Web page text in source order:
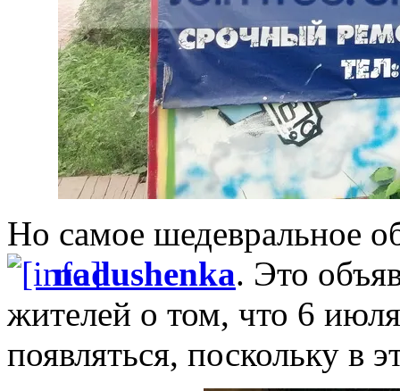
Но самое шедевральное
nadushenka. Это
жителей о том, что 6
появляться, поскольку в